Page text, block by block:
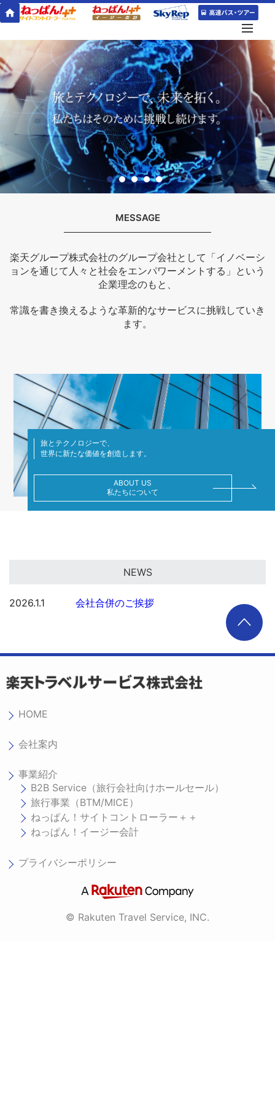
MESSAGE
楽天グループ株式会社のグループ会社として「イノベーシ
ョンを通じて人々と社会をエンパワーメントする」という
企業理念のもと、
常識を書き換えるような革新的なサービスに挑戦していき
ます。
旅とテクノロジーで、
世界に新たな価値を創造します。
ABOUT US
私たちについて
NEWS
2026.1.1 会社合併のご挨拶
HOME
会社案内
事業紹介
B2B Service（旅行会社向けホールセール）
旅行事業（BTM/MICE）
ねっぱん！サイトコントローラー＋＋
ねっぱん！イージー会計
プライバシーポリシー
© Rakuten Travel Service, INC.